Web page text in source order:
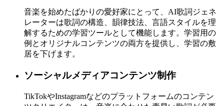
音楽を始めたばかりの愛好家にとって、AI歌詞ジェネ
レーターは歌詞の構造、韻律技法、言語スタイルを理
解するための学習ツールとして機能します。学習用の
例とオリジナルコンテンツの両方を提供し、学習の敷
居を下げます。
ソーシャルメディアコンテンツ制作
TikTokやInstagramなどのプラットフォームのコンテン